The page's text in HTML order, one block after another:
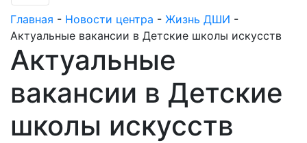
Главная - Новости центра - Жизнь ДШИ -
Актуальные вакансии в Детские школы искусств
Актуальные
вакансии в Детские
школы искусств